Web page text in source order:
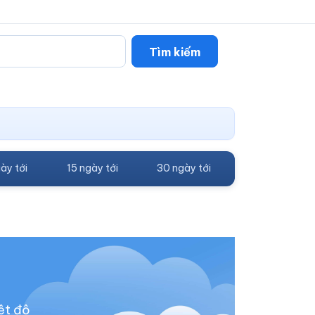
Tìm kiếm
tới 15 ngày tới 30 ngày tới
độ